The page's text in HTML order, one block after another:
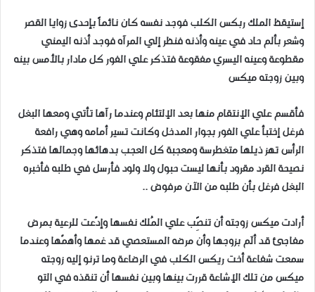
إستيقظ الملك ربكس الكلب فوجد نفسه كان نائماً بإحدى زوايا القصر
وشعر بألم حاد في عينه وأذنه فنظر إلي المرآه فوجد أذنه اليمني
مقطوعة وعينه اليسري مفقوعة فتذكر علي الفور كل مادار بالأمس بينه
وبين زوجته ميكس
فأقسم علي الإنتقام منها بعد الإلتئام وعندما رآها تأتي ومعها البغل
فرغل إختبأ علي الفور بجوار المدخل وكانت تسير أمامه وهي رافعة
الرأس تهز ذيلها متغطرسة ومعجبة كل العجب بدهائها وجمالها فتذكر
نصيحة القرد مقرود بأنها ليست حبول ولا ولود فأرسل في طلبه فأخبره
البغل فرغل بأن طلبه من الآن مرفوض ..
أرادت ميكس زوجته أن تنصًِب علي المُلك نفسها وإدّعت للرعية بمرض
مفاجئ قد ألَم بزوجها وأن مرضه المستعصي قد غمها وأهمّها وعندما
سمعت شفاعة أخت ريكس الكلب في الرضاعة وما ترنو إليه زوجته
ميكس من تلك الإشاعة قررت بينها وبين نفسها أن تنقذه في التو